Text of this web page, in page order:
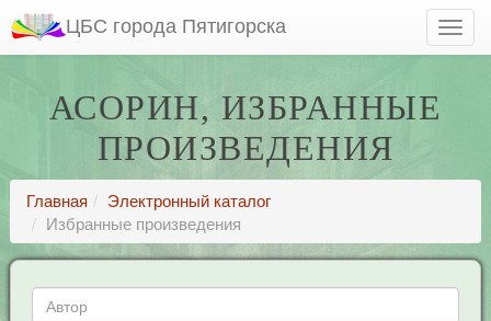
ЦБС города Пятигорска
АСОРИН, ИЗБРАННЫЕ
ПРОИЗВЕДЕНИЯ
Главная
Электронный каталог
Избранные произведения